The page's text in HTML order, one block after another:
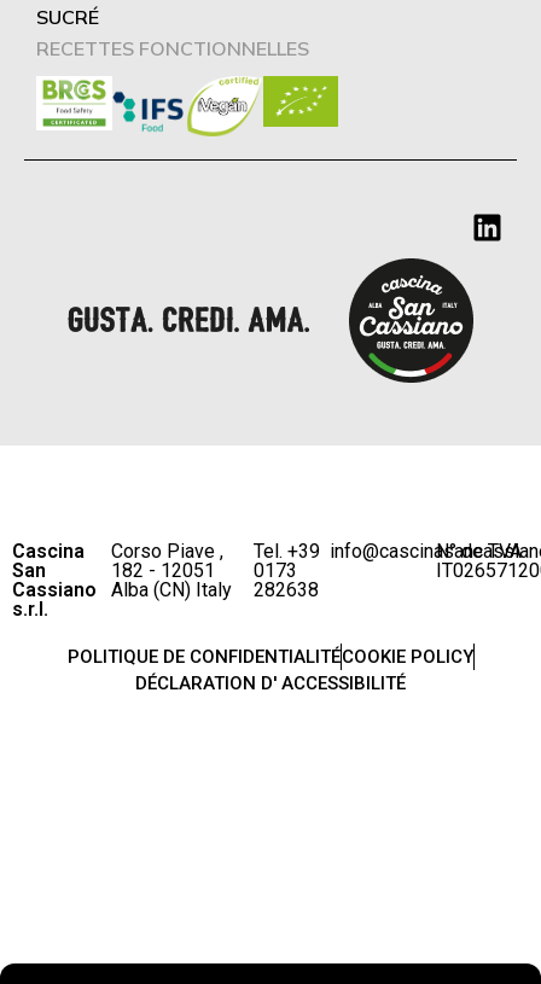
SUCRÉ
RECETTES FONCTIONNELLES
Cascina
San
Cassiano
s.r.l.
Corso Piave ,
182 - 12051
Alba (CN) Italy
Tel. +39
0173
282638
N° de TVA
POLITIQUE DE CONFIDENTIALITÉCOOKIE POLICY
DÉCLARATION D' ACCESSIBILITÉ